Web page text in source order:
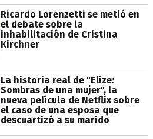
Ricardo Lorenzetti se metió en
el debate sobre la
inhabilitación de Cristina
Kirchner
La historia real de "Elize:
Sombras de una mujer", la
nueva película de Netflix sobre
el caso de una esposa que
descuartizó a su marido